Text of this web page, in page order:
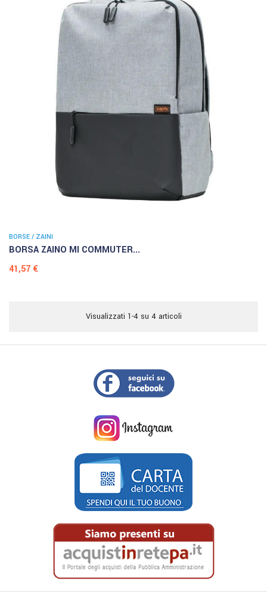
BORSE / ZAINI
BORSA ZAINO MI COMMUTER...
Prezzo
41,57 €
Visualizzati 1-4 su 4 articoli